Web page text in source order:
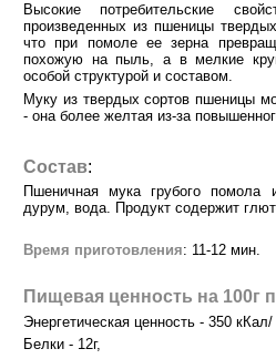
Высокие потребительские
произведенных из пшеницы
что при помоле ее зерна
похожую на пыль, а в мелкие
особой структурой и составом.
Муку из твердых сортов пшеницы
- она более желтая из-за
Состав:
Пшеничная мука грубого помола
дурум, вода. Продукт содержит
Время приготовления: 11-12 мин.
Пищевая ценность на 100г
Энергетическая ценность - 350
Белки - 12г,